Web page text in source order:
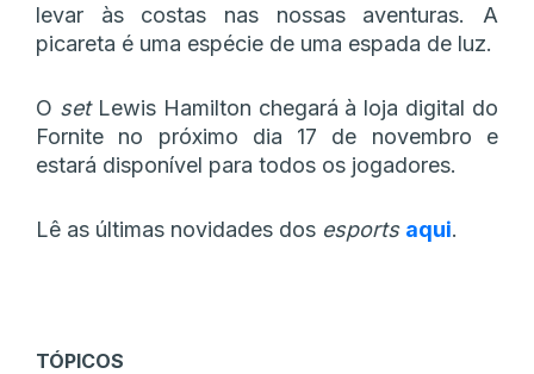
levar às costas nas nossas aventuras. A
picareta é uma espécie de uma espada de luz.
O setLewis Hamilton chegará à loja digital do
Fornite no próximo dia 17 de novembro e
estará disponível para todos os jogadores.
Lê as últimas novidades dos esports aqui.
TÓPICOS